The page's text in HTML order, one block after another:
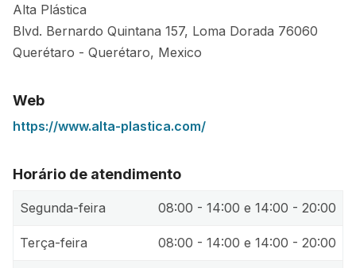
Alta Plástica
Blvd. Bernardo Quintana 157, Loma Dorada 76060
Querétaro - Querétaro, Mexico
Web
https://www.alta-plastica.com/
Horário de atendimento
Segunda-feira 08:00 - 14:00 e 14:00 - 20:00
Terça-feira 08:00 - 14:00 e 14:00 - 20:00